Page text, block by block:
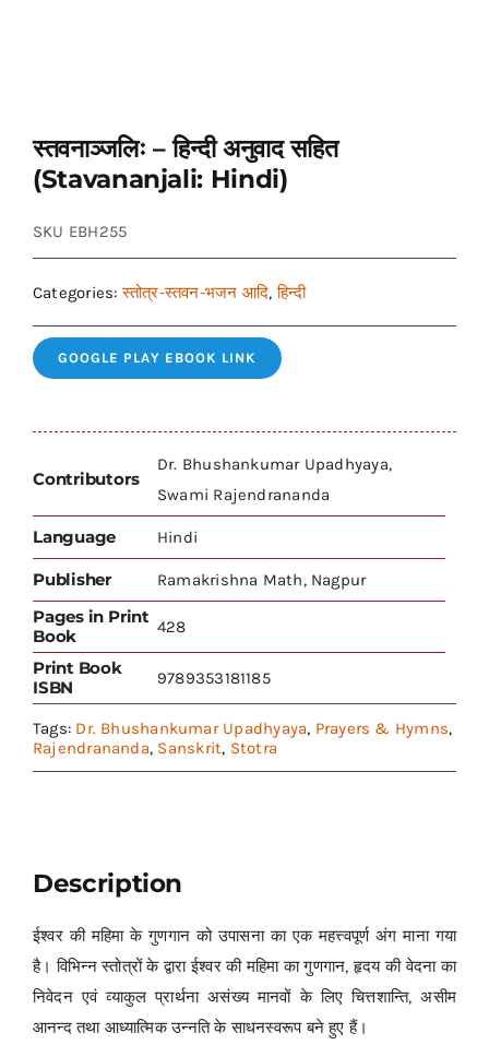
स्तवनाञ्जलिः – हिन्दी अनुवाद सहित
(Stavananjali: Hindi)
SKU EBH255
Categories:स्तोत्र-स्तवन-भजन आदि,हिन्दी
GOOGLE PLAY EBOOK LINK
Contributors
Dr. Bhushankumar Upadhyaya,
Swami Rajendrananda
Language Hindi
Publisher Ramakrishna Math, Nagpur
Pages in Print
Book
428
Print Book
ISBN
9789353181185
Tags: Dr. Bhushankumar Upadhyaya, Prayers & Hymns,
Rajendrananda, Sanskrit, Stotra
Description
ईश्वर की महिमा के गुणगान को उपासना का एक महत्त्वपूर्ण अंग माना गया
है। विभिन्न स्तोत्रों के द्वारा ईश्वर की महिमा का गुणगान, हृदय की वेदना का
निवेदन एवं व्याकुल प्रार्थना असंख्य मानवों के लिए चित्तशान्ति, असीम
आनन्द तथा आध्यात्मिक उन्नति के साधनस्वरूप बने हुए हैं।